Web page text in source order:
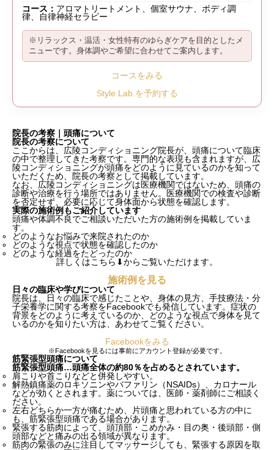
コース： アロマトリートメント、個室サウナ、ボディ調
律、自律神経セラピー
※リラックス・温活・女性特有のゆらぎケアを目的としたメ
ニューです。身体調やご希望に合わせてご案内します。
コースをみる
Style Lab.を予約する
院長の考察｜頭痛について
院長の考察について
ここからは、広陵コンディショニング院長が、頭痛について臨床
の中で整理してきた考察です。専門的な表現も含まれますが、広
陵コンディショニングが頭痛をどのように見ているのかを知って
いただくため、院長の考察として掲載しています。
なお、広陵コンディショニングは医療機関ではないため、頭痛の
診断や治療を行う場所ではありません。医療機関での検査や診断
を否定せず、必要に応じて身体面から状態を確認します。
実際の施術例もご紹介しています
頭痛や体調不良でご相談いただいた方の施術例を掲載していま
す。
どのようなお悩みで来院されたのか
どのような視点で状態を確認したのか
どのような経過をたどったのか
詳しくはこちら⬇︎からご覧いただけます。
施術例を見る
日々の臨床や学びについて
院長は、日々の臨床で感じたことや、身体の見方、手技療法・分
子栄養学に関する考察をFacebookでも発信しています。症状の
背景をどのように考えているのか、どのような視点で身体を見て
いるのかを知りたい方は、あわせてご覧ください。
Facebookをみる
※Facebookを見るには事前にアカウント登録が必要です。
筋緊張型頭痛について
筋緊張型頭痛…頭痛全体の約80％を占めるとされています。
肩こりや首こりなどと併発しやすい。
解熱鎮痛薬のロキソニンやバファリン（NSAIDs）、カロナール
などが効くとされます。薬については、医師・薬剤師にご相談く
ださい。
左右どちらか一方が痛むため、片頭痛と思われている方の中に
も、筋緊張型頭痛である場合があります。
緊張する筋肉によって、頭頂部・こめかみ・目の奥・後頭部・側
頭部などと痛みの出る領域が異なります。
筋肉の緊張のみに注目してマッサージしても、緊張する原因を取